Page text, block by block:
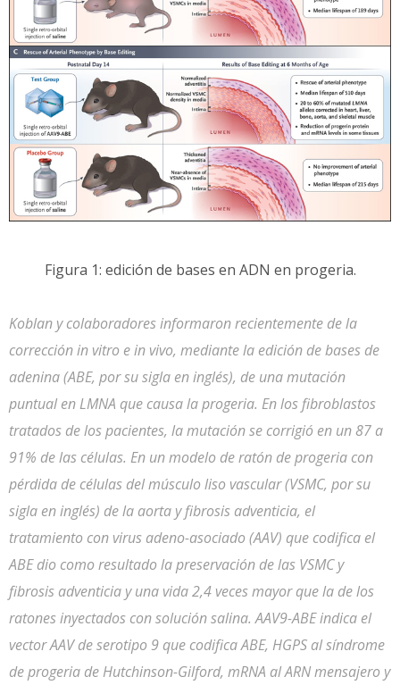
Figura 1: edición de bases en ADN en progeria.
Koblan y colaboradores informaron recientemente de la
corrección in vitro e in vivo, mediante la edición de bases de
adenina (ABE, por su sigla en inglés), de una mutación
puntual en LMNA que causa la progeria. En los fibroblastos
tratados de los pacientes, la mutación se corrigió en un 87 a
91% de las células. En un modelo de ratón de progeria con
pérdida de células del músculo liso vascular (VSMC, por su
sigla en inglés) de la aorta y fibrosis adventicia, el
tratamiento con virus adeno-asociado (AAV) que codifica el
ABE dio como resultado la preservación de las VSMC y
fibrosis adventicia y una vida 2,4 veces mayor que la de los
ratones inyectados con solución salina. AAV9-ABE indica el
vector AAV de serotipo 9 que codifica ABE, HGPS al síndrome
de progeria de Hutchinson-Gilford, mRNA al ARN mensajero y